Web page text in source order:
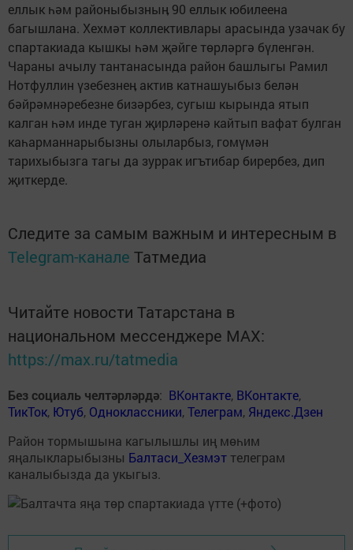
еллык һәм районыбызныӊ 90 еллык юбилеена
багышлана. Хехмәт коллективлары арасында узачак бу
спартакиада кышкы һәм җәйге төрләргә бүленгән.
Чараны ачылу тантанасында район башлыгы Рамил
Нотфуллин үзебезнеӊ актив катнашуыбыз белән
бәйрәмнәребезне бизәрбез, сугыш кырында ятып
калган һәм инде туган җирләренә кайтып вафат булган
каһарманнарыбызны олыларбыз, гомүмән
тарихыбызга тагы да зуррак игътибар бирербез, дип
җиткерде.
Следите за самым важным и интересным в
Telegram-канале Татмедиа
Читайте новости Татарстана в
национальном мессенджере MАХ:
https://max.ru/tatmedia
Без социаль челтәрләрдә: ВКонтакте, ВКонтакте,
ТикТок, Ютуб, Одноклассники,Телеграм, Яндекс.Дзен
Район тормышына кагылышлы иң мөһим
яңалыкларыбызны Балтаси_Хезмэт телеграм
каналыбызда да укыгыз.